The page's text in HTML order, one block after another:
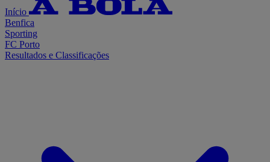
Início
Benfica
Sporting
FC Porto
Resultados e Classificações